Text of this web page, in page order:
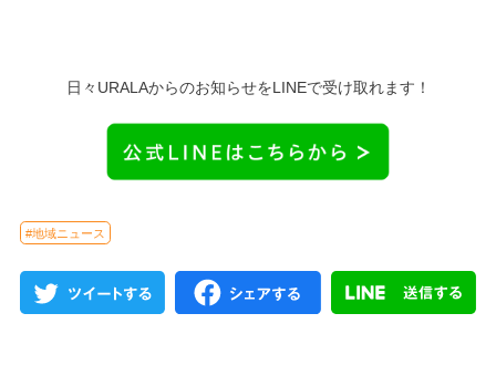
日々URALAからのお知らせをLINEで受け取れます！
#地域ニュース